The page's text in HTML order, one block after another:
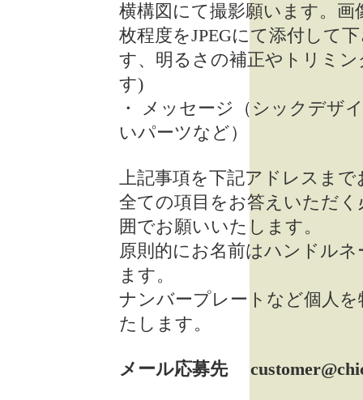
横構図にて撮影願います。
枚程度をJPEGにて添付して
す、明るさの補正やトリミ
す)
・ メッセージ（シックデザ
いパーツなど）
上記事項を下記アドレスま
全ての項目をお答えいただ
囲でお願いいたします。
原則的にお名前はハンドル
ます。
ナンバープレートなど個人
たします。
メール応募先